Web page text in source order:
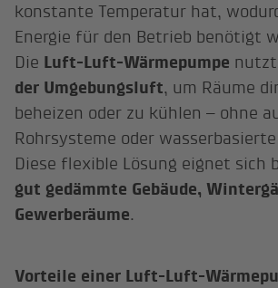
konstante Temperatur hat,
Energie für den Betrieb benötigt
Die Luft-Luft-Wärmepumpe
der Umgebungsluft, um Räume
beheizen oder zu kühlen – ohne
Rohrsysteme oder
Diese flexible Lösung eignet sich
gut gedämmte Gebäude,
Gewerberäume.
Vorteile einer Luft-Luft-